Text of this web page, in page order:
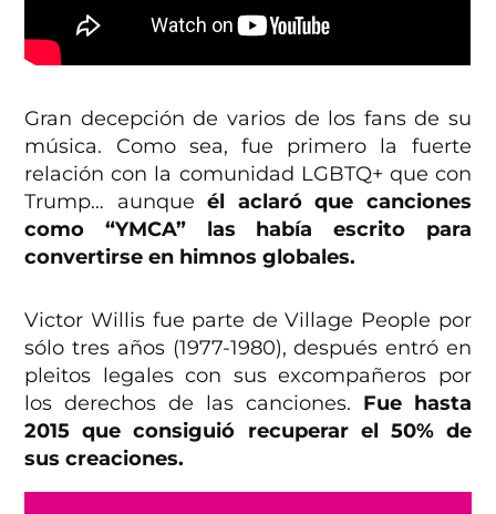
Gran decepción de varios de los fans de su
música. Como sea, fue primero la fuerte
relación con la comunidad LGBTQ+ que con
Trump… aunqueél aclaró que canciones
como “YMCA” las había escrito para
convertirse en himnos globales.
Victor Willis fue parte de Village People por
sólo tres años (1977-1980), después entró en
pleitos legales con sus excompañeros por
los derechos de las canciones. Fue hasta
2015 que consiguió recuperar el 50% de
sus creaciones.